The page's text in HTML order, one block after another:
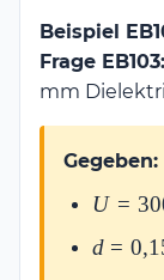
Beispiel
Frage EB103:
mm
Gegeben:
U =
U =
d =
d = 0,